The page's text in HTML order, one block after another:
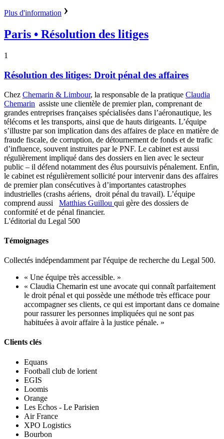
Plus d'information
Paris • Résolution des litiges
1
Résolution des litiges: Droit pénal des affaires
Chez Chemarin & Limbour, la responsable de la pratique Claudia
Chemarin assiste une clientèle de premier plan, comprenant de
grandes entreprises françaises spécialisées dans l’aéronautique, les
télécoms et les transports, ainsi que de hauts dirigeants. L’équipe
s’illustre par son implication dans des affaires de place en matière de
fraude fiscale, de corruption, de détournement de fonds et de trafic
d’influence, souvent instruites par le PNF. Le cabinet est aussi
régulièrement impliqué dans des dossiers en lien avec le secteur
public – il défend notamment des élus poursuivis pénalement. Enfin,
le cabinet est régulièrement sollicité pour intervenir dans des affaires
de premier plan consécutives à d’importantes catastrophes
industrielles (crashs aériens, droit pénal du travail). L’équipe
comprend aussi Matthias Guillou qui gère des dossiers de
conformité et de pénal financier.
L'éditorial du Legal 500
Témoignages
Collectés indépendamment par l'équipe de recherche du Legal 500.
« Une équipe très accessible. »
« Claudia Chemarin est une avocate qui connaît parfaitement
le droit pénal et qui possède une méthode très efficace pour
accompagner ses clients, ce qui est important dans ce domaine
pour rassurer les personnes impliquées qui ne sont pas
habituées à avoir affaire à la justice pénale. »
Clients clés
Equans
Football club de lorient
EGIS
Loomis
Orange
Les Echos - Le Parisien
Air France
XPO Logistics
Bourbon